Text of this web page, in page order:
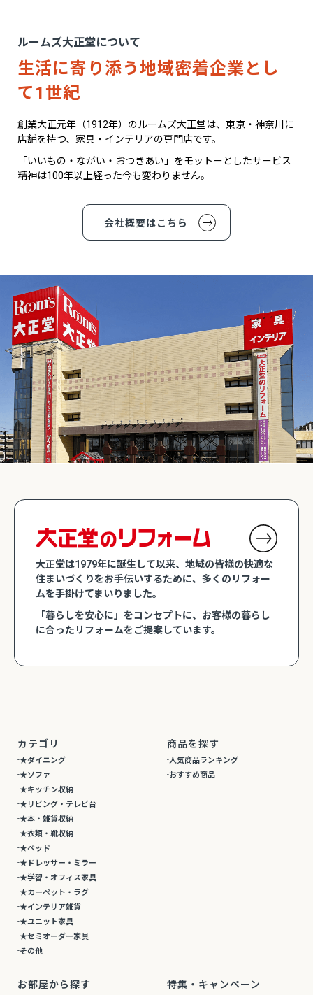
ルームズ大正堂について
生活に寄り添う地域密着企業とし
て1世紀
創業大正元年（1912年）のルームズ大正堂は、東京・神奈川に
店舗を持つ、家具・インテリアの専門店です。
「いいもの・ながい・おつきあい」をモットーとしたサービス
精神は100年以上経った今も変わりません。
会社概要はこちら
大正堂は1979年に誕生して以来、地域の皆様の快適な
住まいづくりをお手伝いするために、多くのリフォー
ムを手掛けてまいりました。
「暮らしを安心に」をコンセプトに、お客様の暮らし
に合ったリフォームをご提案しています。
カテゴリ
★ダイニング
★ソファ
★キッチン収納
★リビング・テレビ台
★本・雑貨収納
★衣類・靴収納
★ベッド
★ドレッサー・ミラー
★学習・オフィス家具
★カーペット・ラグ
★インテリア雑貨
★ユニット家具
★セミオーダー家具
その他
商品を探す
人気商品ランキング
おすすめ商品
お部屋から探す 特集・キャンペーン